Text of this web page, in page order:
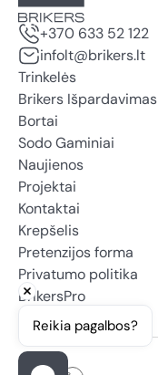
+370 633 52 122
infolt@brikers.lt
Trinkelės
Brikers Išpardavimas
Bortai
Sodo Gaminiai
Naujienos
Projektai
Kontaktai
Krepšelis
Pretenzijos forma
Privatumo politika
BrikersPro
Reikia pagalbos?